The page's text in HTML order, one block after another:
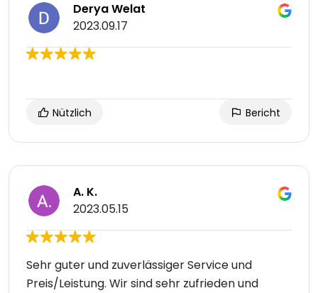
Derya Welat
2023.09.17
Nützlich Bericht
A. K.
2023.05.15
Sehr guter und zuverlässiger Service und
Preis/Leistung. Wir sind sehr zufrieden und